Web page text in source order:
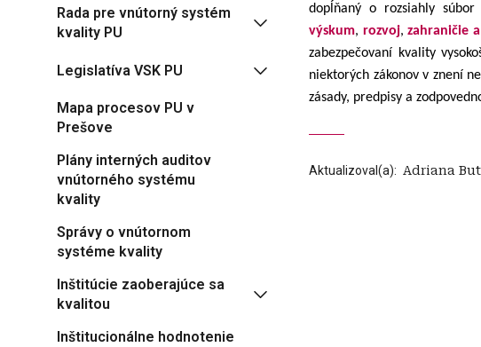
dopĺňaný o rozsiahly
výskum, rozvoj,zahraničie
zabezpečovaní kvality
niektorých zákonov v znení
zásady, predpisy a
Aktualizoval(a): Adriana
Rada pre vnútorný systém
kvality PU
Legislatíva VSK PU
Mapa procesov PU v
Prešove
Plány interných auditov
vnútorného systému
kvality
Správy o vnútornom
systéme kvality
Inštitúcie zaoberajúce sa
kvalitou
Inštitucionálne hodnotenie